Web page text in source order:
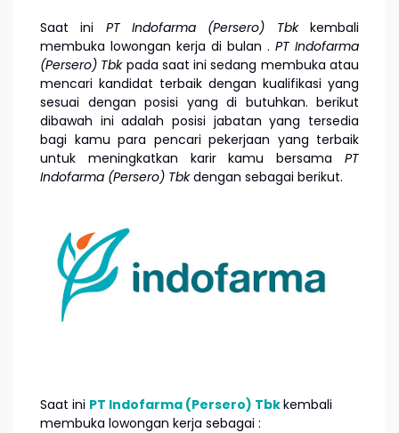
Saat ini PT Indofarma (Persero) Tbkkembali
membuka lowongan kerja di bulan . PT Indofarma
(Persero) Tbk pada saat ini sedang membuka atau
mencari kandidat terbaik dengan kualifikasi yang
sesuai dengan posisi yang di butuhkan. berikut
dibawah ini adalah posisi jabatan yang tersedia
bagi kamu para pencari pekerjaan yang terbaik
untuk meningkatkan karir kamu bersama PT
Indofarma (Persero) Tbkdengan sebagai berikut.
Saat ini PT Indofarma (Persero) Tbkkembali
membuka lowongan kerja sebagai :